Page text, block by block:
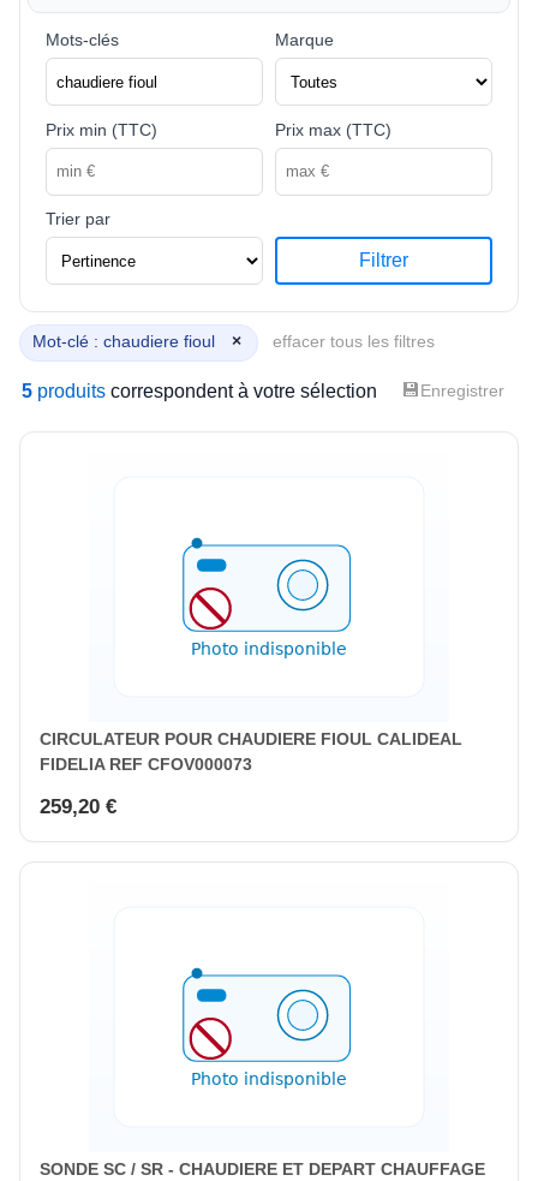
Mots-clés Marque
Prix min (TTC) Prix max (TTC)
Trier par
Filtrer
Mot-clé : chaudiere fioul × effacer tous les filtres
5 produits correspondent à votre sélection 💾Enregistrer
CIRCULATEUR POUR CHAUDIERE FIOUL CALIDEAL
FIDELIA REF CFOV000073
259,20 €
SONDE SC / SR - CHAUDIERE ET DEPART CHAUFFAGE